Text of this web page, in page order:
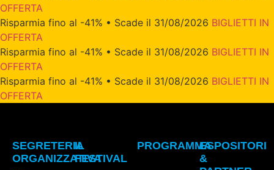
OFFERTA
Risparmia fino al -41% • Scade il 31/08/2026 BIGLIETTI IN
OFFERTA
Risparmia fino al -41% • Scade il 31/08/2026 BIGLIETTI IN
OFFERTA
Risparmia fino al -41% • Scade il 31/08/2026 BIGLIETTI IN
OFFERTA
SEGRETERIA
ORGANIZZATIVA
IL
FESTIVAL
PROGRAMMAESPOSITORI
&